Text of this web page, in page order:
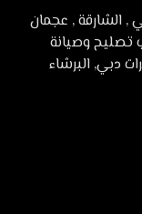
الشارقة , عجمان
تركيب تصليح وصيانة
دبي, البرشاء